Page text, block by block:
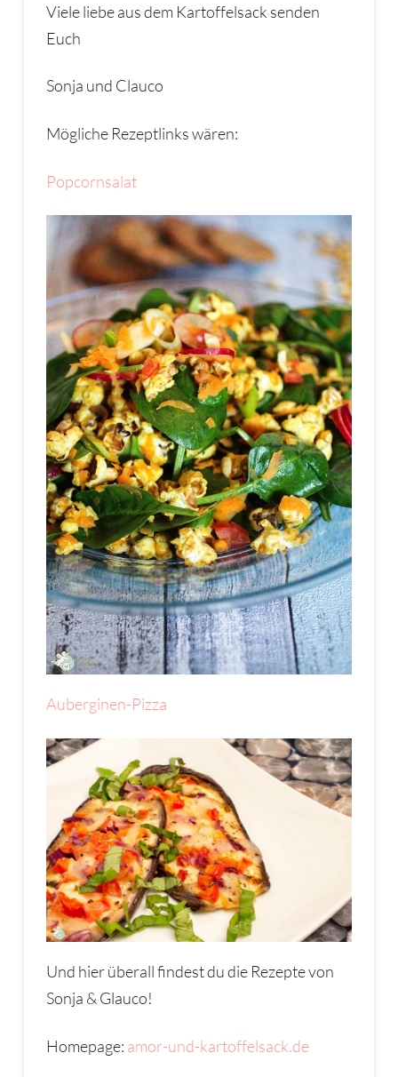
Viele liebe aus dem Kartoffelsack senden
Euch
Sonja und Clauco
Mögliche Rezeptlinks wären:
Popcornsalat
Auberginen-Pizza
Und hier überall findest du die Rezepte von
Sonja & Glauco!
Homepage: amor-und-kartoffelsack.de